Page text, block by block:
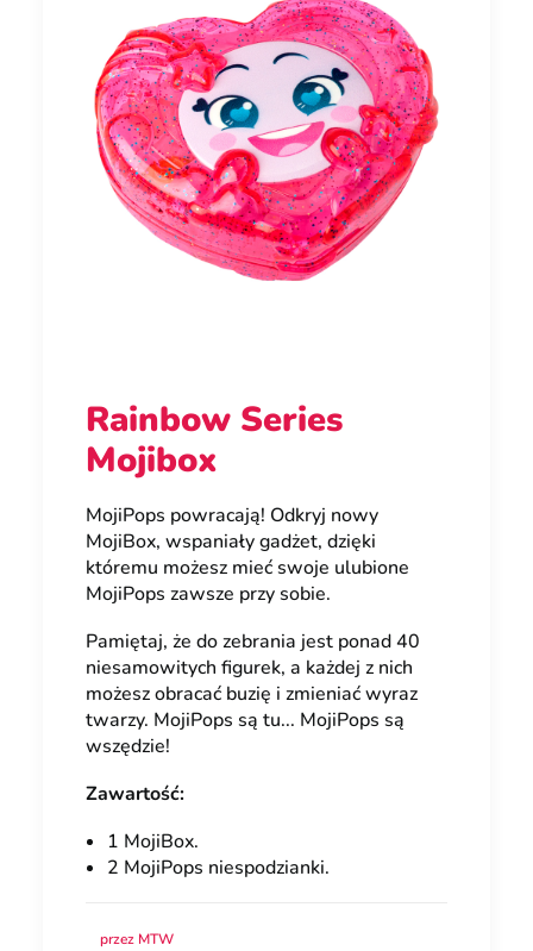
Rainbow Series
Mojibox
MojiPops powracają! Odkryj nowy
MojiBox, wspaniały gadżet, dzięki
któremu możesz mieć swoje ulubione
MojiPops zawsze przy sobie.
Pamiętaj, że do zebrania jest ponad 40
niesamowitych figurek, a każdej z nich
możesz obracać buzię i zmieniać wyraz
twarzy. MojiPops są tu... MojiPops są
wszędzie!
Zawartość:
1 MojiBox.
2 MojiPops niespodzianki.
przez MTW